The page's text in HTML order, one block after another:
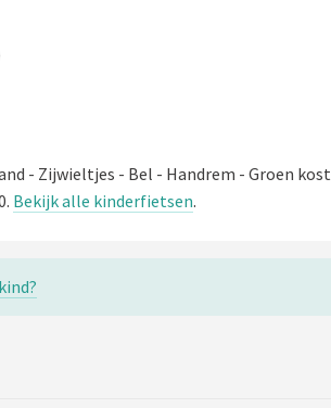
- Zijwieltjes - Bel - Handrem - Groen kost
Bekijk alle kinderfietsen.